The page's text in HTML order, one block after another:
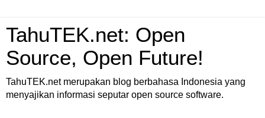
TahuTEK.net: Open
Source, Open Future!
TahuTEK.net merupakan blog berbahasa Indonesia yang
menyajikan informasi seputar open source software.